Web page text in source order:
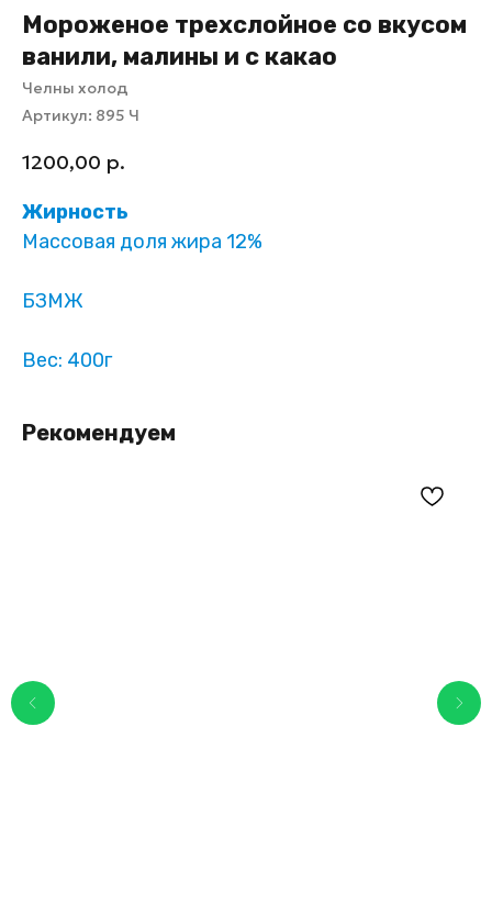
Мороженое трехслойное со вкусом
ванили, малины и с какао
Челны холод
Артикул: 895 Ч
1200,00 р.
Жирность
Массовая доля жира 12%
БЗМЖ
Вес: 400г
Рекомендуем